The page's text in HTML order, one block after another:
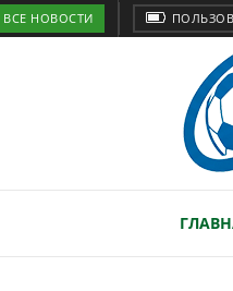
ВСЕ НОВОСТИ